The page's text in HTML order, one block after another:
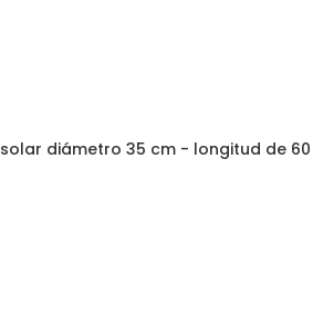
solar diámetro 35 cm - longitud de 60